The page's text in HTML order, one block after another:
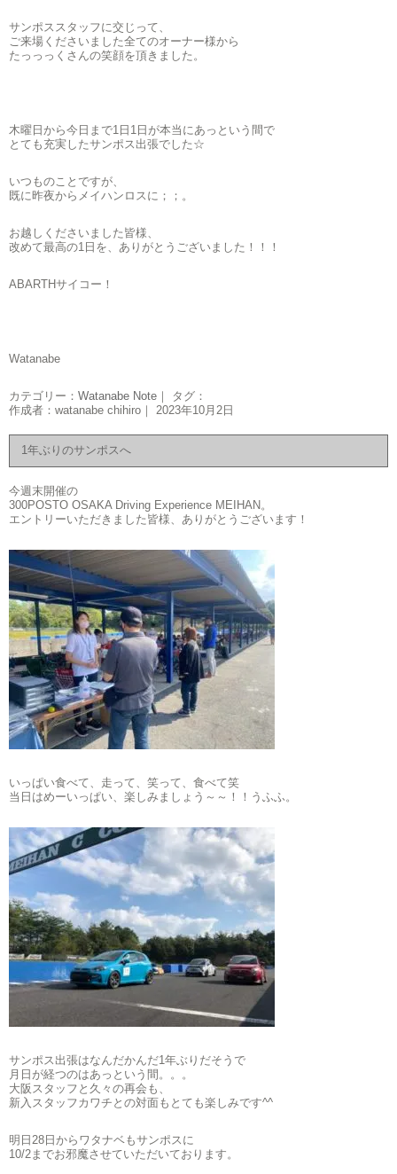
サンポススタッフに交じって、
ご来場くださいました全てのオーナー様から
たっっっくさんの笑顔を頂きました。
木曜日から今日まで1日1日が本当にあっという間で
とても充実したサンポス出張でした☆
いつものことですが、
既に昨夜からメイハンロスに；；。
お越しくださいました皆様、
改めて最高の1日を、ありがとうございました！！！
ABARTHサイコー！
Watanabe
カテゴリー： Watanabe Note ｜ タグ：
作成者：watanabe chihiro｜ 2023年10月2日
1年ぶりのサンポスへ
今週末開催の
300POSTO OSAKA Driving Experience MEIHAN。
エントリーいただきました皆様、ありがとうございます！
いっぱい食べて、走って、笑って、食べて笑
当日はめーいっぱい、楽しみましょう～～！！うふふ。
サンポス出張はなんだかんだ1年ぶりだそうで
月日が経つのはあっという間。。。
大阪スタッフと久々の再会も、
新入スタッフカワチとの対面もとても楽しみです^^
明日28日からワタナベもサンポスに
10/2までお邪魔させていただいております。